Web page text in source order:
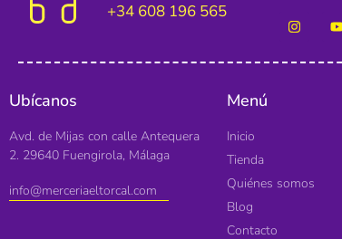
+34 608 196 565
Ubícanos
Avd. de Mijas con calle Antequera
2. 29640 Fuengirola, Málaga
info@merceriaeltorcal.com
Menú
Inicio
Tienda
Quiénes somos
Blog
Contacto